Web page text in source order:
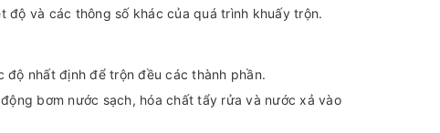
và các thông số khác của quá trình khuấy trộn.
nhất định để trộn đều các thành phần.
bơm nước sạch, hóa chất tẩy rửa và nước xả vào